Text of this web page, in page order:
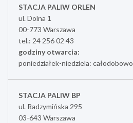
STACJA PALIW ORLEN
ul. Dolna 1
00-773 Warszawa
tel.: 24 256 02 43
godziny otwarcia:
poniedziałek-niedziela: całodobowo
STACJA PALIW BP
ul. Radzymińska 295
03-643 Warszawa